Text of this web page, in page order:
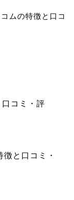
ムの特徴と口コ
コミ・評
徴と口コミ・